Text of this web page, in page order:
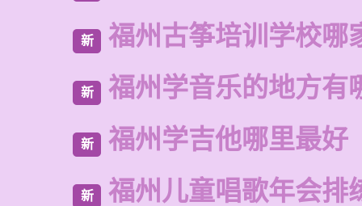
新 福州古筝培训学校哪
新 福州学音乐的地方有
新 福州学吉他哪里最好
新 福州儿童唱歌年会排